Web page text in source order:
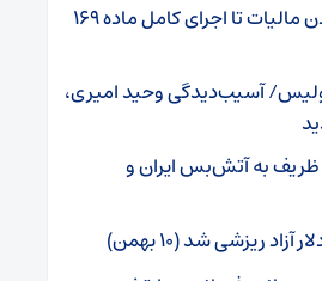
از نشان دار کردن مالیات تا اجرای کامل ماده ۱۶۹
آسیب‌دیدگی وحید امیری،
به آتش‌بس ایران و
ریزشی شد (۱۰ بهمن)